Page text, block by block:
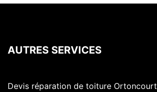
AUTRES SERVICES
Devis réparation de toiture Ortoncourt